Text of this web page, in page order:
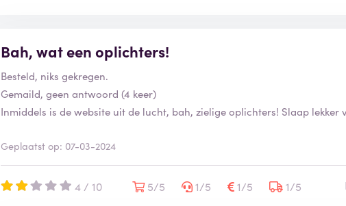
e
r
i
f
e
r
d
Bah, wat een oplichters!
Besteld, niks gekregen.
Gemaild, geen antwoord (4 keer)
Inmiddels is de website uit de lucht, bah, zielige oplichters! Slaap lekker
Geplaatst op: 07-03-2024
4 / 10 5/5 1/5 1/5 1/5